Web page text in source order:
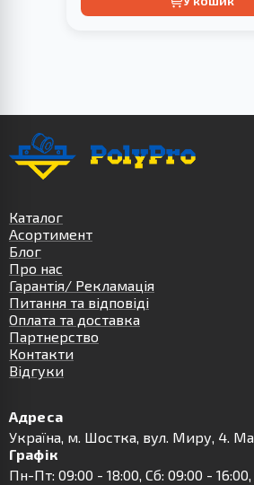
Каталог
Асортимент
Блог
Про нас
Гарантія/ Рекламація
Питання та відповіді
Оплата та доставка
Партнерство
Контакти
Відгуки
Адреса
Українa, м. Шостка, вул. Миру, 4.
Графік
Пн-Пт: 09:00 - 18:00, Сб: 09:00 -